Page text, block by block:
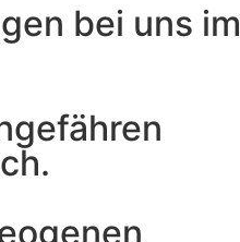
bei uns im